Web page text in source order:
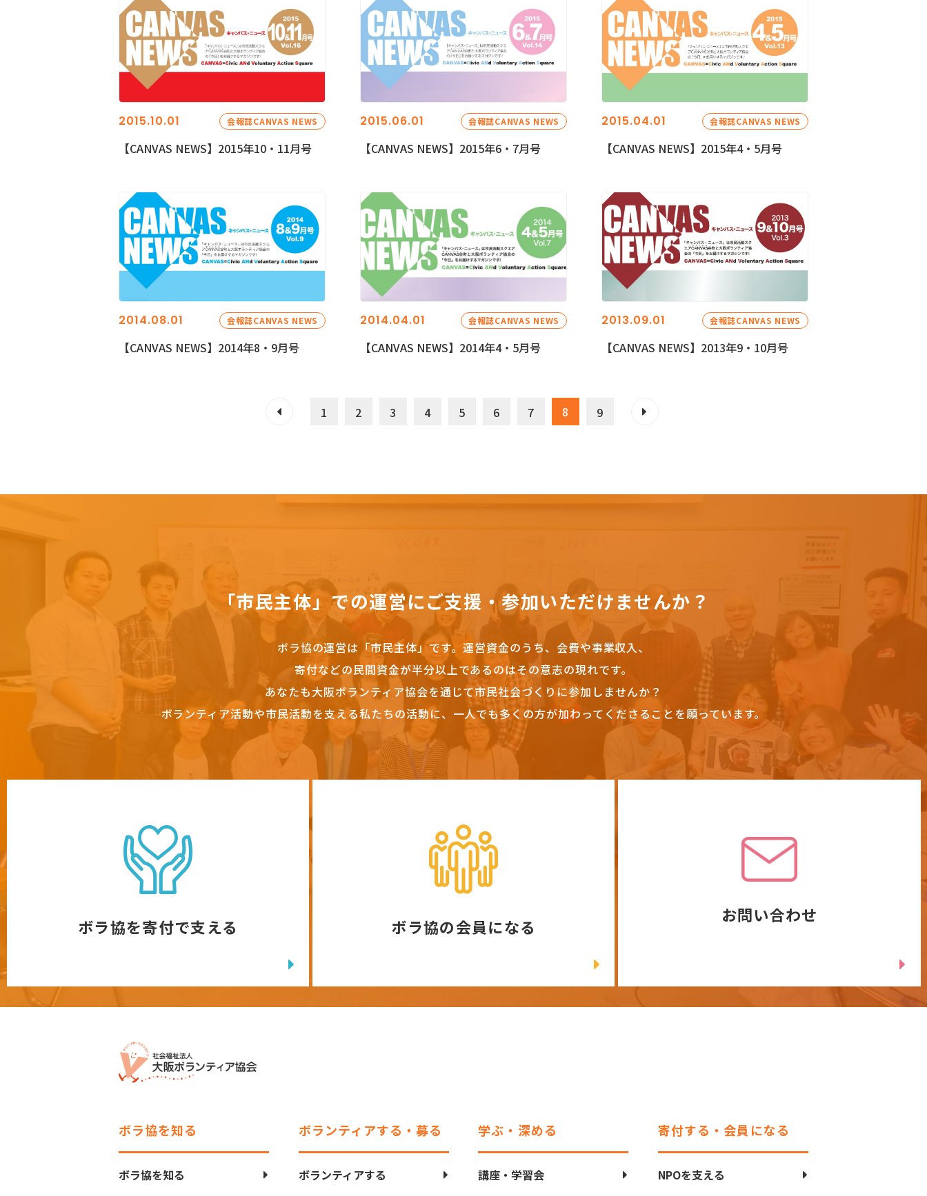
2015.10.01 会報誌CANVAS NEWS
【CANVAS NEWS】2015年10・11月号
2015.06.01 会報誌CANVAS NEWS
【CANVAS NEWS】2015年6・7月号
2015.04.01 会報誌CANVAS NEWS
【CANVAS NEWS】2015年4・5月号
2014.08.01 会報誌CANVAS NEWS
【CANVAS NEWS】2014年8・9月号
2014.04.01 会報誌CANVAS NEWS
【CANVAS NEWS】2014年4・5月号
2013.09.01 会報誌CANVAS NEWS
【CANVAS NEWS】2013年9・10月号
1 2 3 4 5 6 7 8 9
「市民主体」での運営にご支援・参加いただけませんか？
ボラ協の運営は「市民主体」です。 運営資金のうち、会費や事業収入、
寄付などの民間資金が半分以上であるのはその意志の現れです。
あなたも大阪ボランティア協会を通じて市民社会づくりに参加しませんか？
ボランティア活動や市民活動を支える私たちの活動に、一人でも多くの方が加わってくださることを願っています。
ボラ協を寄付で支える ボラ協の会員になる
お問い合わせ
ボラ協を知る
ボラ協を知る
ボランティアする・募る
ボランティアする
学ぶ・深める
講座・学習会
寄付する・会員になる
NPOを支える